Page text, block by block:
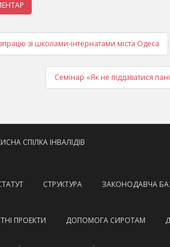
зі школами-інтернатами міста Одеса
Семінар «Як не піддаватися
СПІЛКА ІНВАЛІДІВ
СТРУКТУРА
ЗАКОНОДАВЧА
ПРОЕКТИ ДОПОМОГА СИРОТАМ